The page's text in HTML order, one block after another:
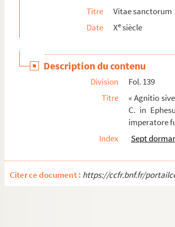
codice continetur vita, Cujus corpus sacrum
episcopi, de nativitate sanctae Mariae.
virtutum sancti Augustini episcopi. Apostolica vox
confessoris. Beatissimi Remigii antistitis depositio... »
Agathes passa est in provintia Siciliae... » (Incomplet
congregation de S. Maur, à Monseigneur l'évêque de
Titre
Vitae sanctorum
Date
Xesiècle
Description du contenu
Division
Fol. 139
Titre
« Agnitio
C. in
imperatore
Index
Sept
Citer ce document : https://ccfr.bnf.fr/